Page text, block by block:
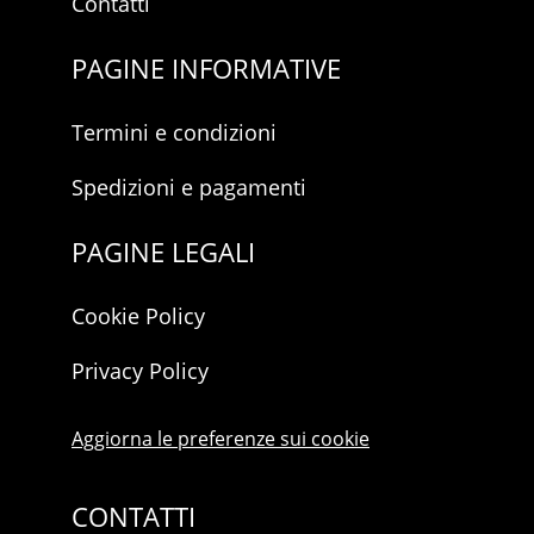
PAGINE INFORMATIVE
Termini e condizioni
Spedizioni e pagamenti
PAGINE LEGALI
Cookie Policy
Privacy Policy
Aggiorna le preferenze sui cookie
CONTATTI